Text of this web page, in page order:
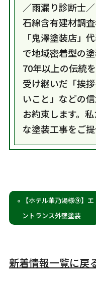
／雨漏り診断士
石綿含有建材調
「鬼澤塗装店」
で地域密着型の
70年以上の伝統
受け継いだ「挨
いこと」などの
お約束します。
な塗装工事をご提
« 【ホテル華乃湯様⑨】エ
ントランス外壁塗装
新着情報一覧に戻